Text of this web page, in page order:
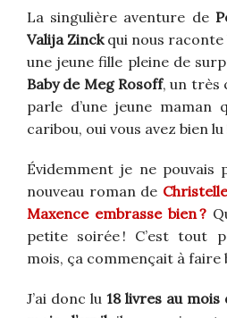
La singulière aventure de
Valija Zinckqui nous raconte
une jeune fille pleine de
Baby de Meg Rosoff, un très
parle d’une jeune maman
caribou, oui vous avez bien lu
Évidemment je ne pouvais
nouveau roman de
Maxence embrasse bien ?
petite soirée ! C’est tout
mois, ça commençait à faire
J’ai donc lu 18 livres au